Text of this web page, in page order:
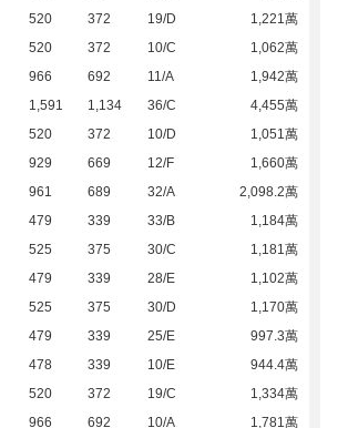
520 372 19/D
1,221萬
520 372 10/C
1,062萬
966 692 11/A
1,942萬
1,591 1,134 36/C
4,455萬
520 372 10/D
1,051萬
929 669 12/F
1,660萬
961 689 32/A
2,098.2萬
479 339 33/B
1,184萬
525 375 30/C
1,181萬
479 339 28/E
1,102萬
525 375 30/D
1,170萬
479 339 25/E
997.3萬
478 339 10/E
944.4萬
520 372 19/C
1,334萬
966 692 10/A 1,781萬